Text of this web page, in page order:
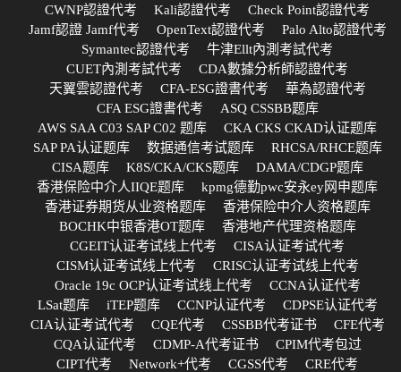
CWNP認證代考
Kali認證代考
Check Point認證代考
Jamf認證 Jamf代考
OpenText認證代考
Palo Alto認證代考
Symantec認證代考
牛津Ellt內測考試代考
CUET內測考試代考
CDA數據分析師認證代考
天翼雲認證代考
CFA-ESG證書代考
華為認證代考
CFA ESG證書代考
ASQ CSSBB题库
AWS SAA C03 SAP C02 题库
CKA CKS CKAD认证题库
SAP PA认证题库
数据通信考试题库
RHCSA/RHCE题库
CISA题库
K8S/CKA/CKS题库
DAMA/CDGP题库
香港保险中介人IIQE题库
kpmg德勤pwc安永ey网申题库
香港证券期货从业资格题库
香港保险中介人资格题库
BOCHK中银香港OT题库
香港地产代理资格题库
CGEIT认证考试线上代考
CISA认证考试代考
CISM认证考试线上代考
CRISC认证考试线上代考
Oracle 19c OCP认证考试线上代考
CCNA认证代考
LSat题库
iTEP题库 CCNP认证代考
CDPSE认证代考
CIA认证考试代考
CQE代考 CSSBB代考证书
CFE代考
CQA认证代考
CDMP-A代考证书
CPIM代考包过
CIPT代考
Network+代考 CGSS代考
CRE代考